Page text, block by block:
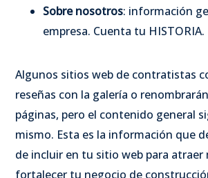
Sobre nosotros: información
empresa. Cuenta tu HISTORIA.
Algunos sitios web de contratistas
reseñas con la galería o
páginas, pero el contenido general
mismo. Esta es la información que
de incluir en tu sitio web para atraer
fortalecer tu negocio de